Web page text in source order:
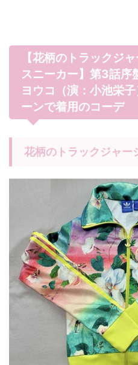
【花柄のトラックジ
スニーカー】第3話序
ヨウコ（演：小池栄
ーンで着用のコーデ
花柄のトラックジャー